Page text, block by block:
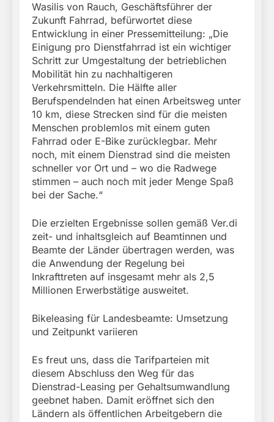
Wasilis von Rauch, Geschäftsführer der
Zukunft Fahrrad, befürwortet diese
Entwicklung in einer Pressemitteilung: „Die
Einigung pro Dienstfahrrad ist ein wichtiger
Schritt zur Umgestaltung der betrieblichen
Mobilität hin zu nachhaltigeren
Verkehrsmitteln. Die Hälfte aller
Berufspendelnden hat einen Arbeitsweg unter
10 km, diese Strecken sind für die meisten
Menschen problemlos mit einem guten
Fahrrad oder E-Bike zurücklegbar. Mehr
noch, mit einem Dienstrad sind die meisten
schneller vor Ort und – wo die Radwege
stimmen – auch noch mit jeder Menge Spaß
bei der Sache.“
Die erzielten Ergebnisse sollen gemäß Ver.di
zeit- und inhaltsgleich auf Beamtinnen und
Beamte der Länder übertragen werden, was
die Anwendung der Regelung bei
Inkrafttreten auf insgesamt mehr als 2,5
Millionen Erwerbstätige ausweitet.
Bikeleasing für Landesbeamte: Umsetzung
und Zeitpunkt variieren
Es freut uns, dass die Tarifparteien mit
diesem Abschluss den Weg für das
Dienstrad-Leasing per Gehaltsumwandlung
geebnet haben. Damit eröffnet sich den
Ländern als öffentlichen Arbeitgebern die